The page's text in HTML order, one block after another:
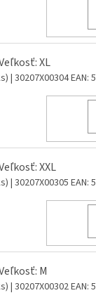
XL
| 30207X00304EAN:
XXL
| 30207X00305 EAN:
M
| 30207X00302EAN: